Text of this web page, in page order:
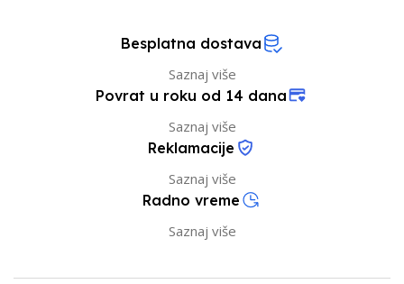
Besplatna dostava
Saznaj više
Povrat u roku od 14 dana
Saznaj više
Reklamacije
Saznaj više
Radno vreme
Saznaj više